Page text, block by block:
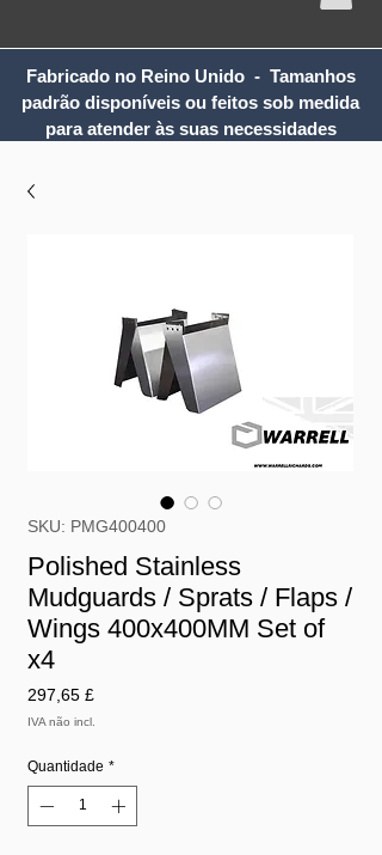
Fabricado no Reino Unido - Tamanhos
padrão disponíveis ou feitos sob medida
para atender às suas necessidades
SKU: PMG400400
Polished Stainless
Mudguards / Sprats / Flaps /
Wings 400x400MM Set of
x4
297,65 £
IVA não incl.
Quantidade *